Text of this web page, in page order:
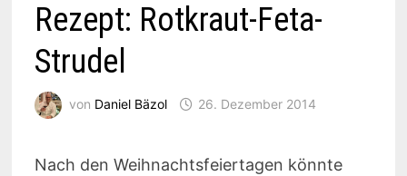
Rezept: Rotkraut-Feta-
Strudel
von Daniel Bäzol 26. Dezember 2014
Nach den Weihnachtsfeiertagen könnte